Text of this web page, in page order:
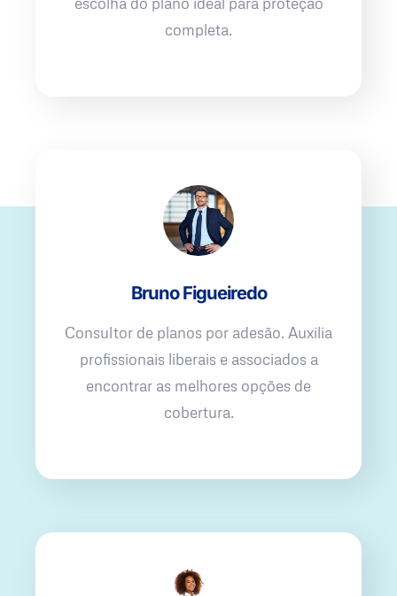
completa.
Bruno Figueiredo
Consultor de planos por adesão. Auxilia
profissionais liberais e associados a
encontrar as melhores opções de
cobertura.